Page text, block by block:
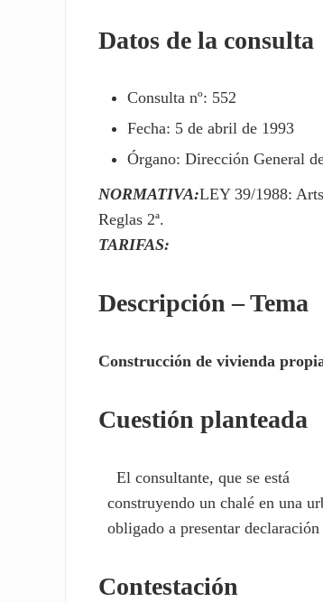
Datos de la consulta
Consulta nº: 552
Fecha: 5 de abril de 1993
Órgano: Dirección General
NORMATIVA:LEY 39/1988:
Reglas 2ª.
TARIFAS:
Descripción – Tema
Construcción de vivienda
Cuestión planteada
El consultante, que se está
construyendo un chalé en una
obligado a presentar
Contestación